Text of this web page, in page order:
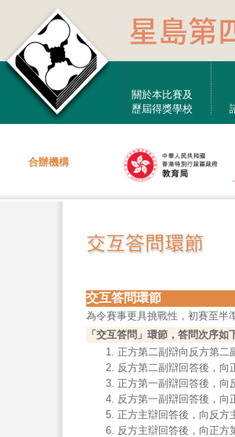
關於本比賽及
歷屆得獎學校
合辦機構
交互答問環節
為令賽事更具挑戰性，初賽至半
「交互答問」環節，答問次序如
正方第二副辯向反方第二
反方第二副辯回答後，向
正方第一副辯回答後，向
反方第一副辯回答後，向
正方主辯回答後，向反方
反方主辯回答後，向正方